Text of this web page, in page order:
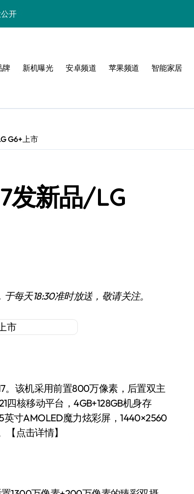
开
！
事！
！
牌 新机曝光 安卓频道 苹果频道 智能家居
G6+上市
发新品/LG
每天18:30准时放送，敬请关注。
。该机采用前置800万像素，后置双主
核移动平台，4GB+128GB机身存
英寸AMOLED魔力炫彩屏，1440×2560
点击详情】